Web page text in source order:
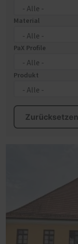
Material
PaX Profile
Produkt